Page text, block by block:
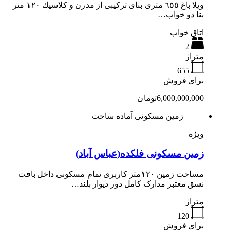
ويلا باغ ٦٥٥ مترى بناى تركيبى از مدرن و كلاسيك ١٢٠ متر
بنا دو خواب…
اتاق خواب
2
متراژ
655
برای فروش
6,000,000,000تومان
زمین مسکونی آماده ساخت
ویژه
زمین مسکونی فلکده(عباس آباد)
مساحت زمین ۱۲۰متر کاربری تمام مسکونی داخل بافت
نسق معتبر مدارک کامل دور دیوار بلند…
متراژ
120
برای فروش